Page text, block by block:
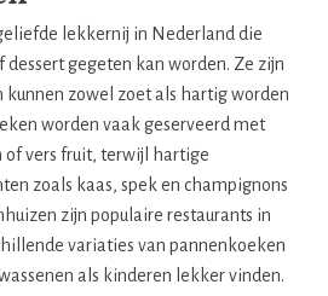
lekkernij in Nederland die
gegeten kan worden. Ze zijn
zowel zoet als hartig worden
worden vaak geserveerd met
of vers fruit, terwijl hartige
zoals kaas, spek en champignons
zijn populaire restaurants in
variaties van pannenkoeken
als kinderen lekker vinden.